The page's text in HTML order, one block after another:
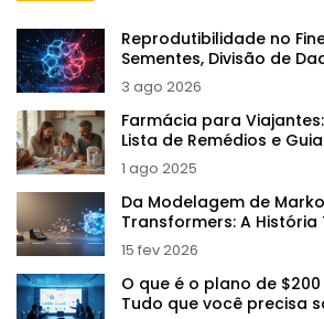
Reprodutibilidade no
Sementes, Divisão de
3 ago 2026
Farmácia para
Lista de Remédios e
1 ago 2025
Da Modelagem de
Transformers: A História
Generativa
15 fev 2026
O que é o plano de $200
Tudo que você precisa